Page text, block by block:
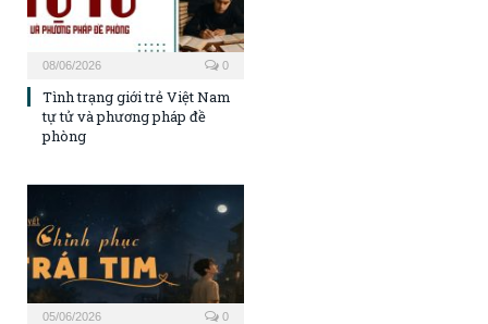
08/06/2026 0
Tình trạng giới trẻ Việt Nam
tự tử và phương pháp đề
phòng
05/06/2026 0